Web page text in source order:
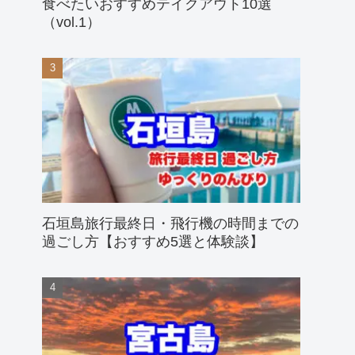
食べたいおすすめテイクアウト10選
（vol.1）
石垣島旅行最終日・飛行機の時間までの
過ごし方【おすすめ5選と体験談】